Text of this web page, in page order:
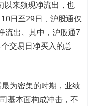
来频现净流出，也
日至29日，沪股通仅
流出。其中，沪股通7
交易日净买入的总
为密集的时期，业绩
基本面构成冲击，不